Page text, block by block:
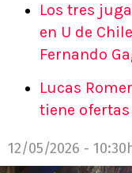
Los tres
en U de
Fernando
Lucas
tiene
12/05/2026 -